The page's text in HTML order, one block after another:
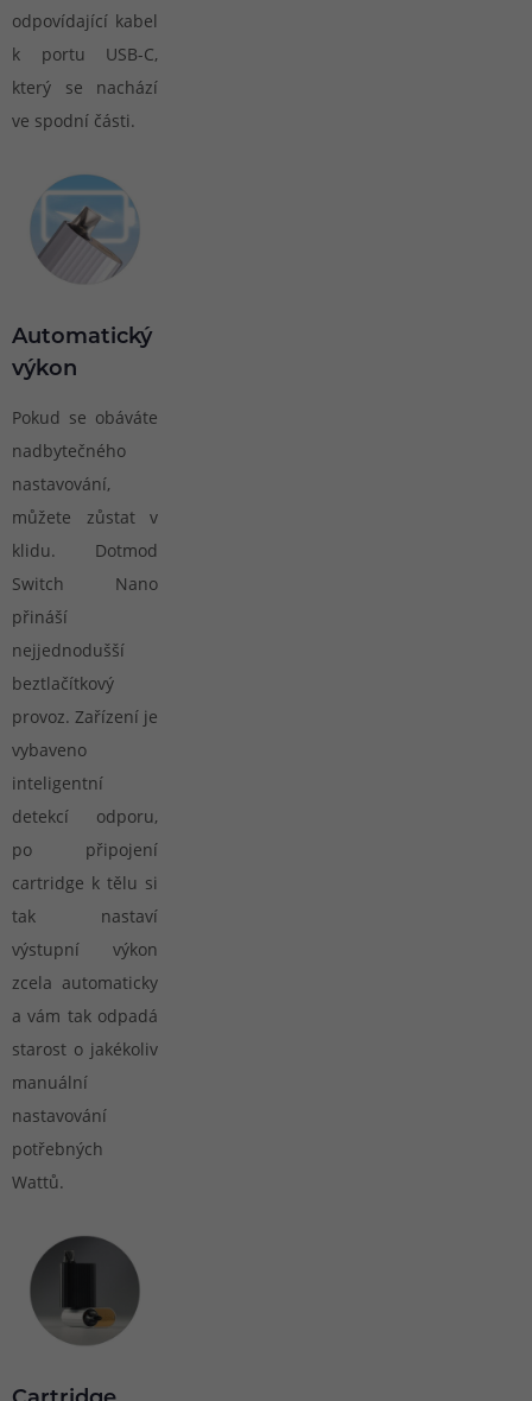
odpovídající kabel
k portu USB-C,
který se nachází
ve spodní části.
Automatický
výkon
Pokud se obáváte
nadbytečného
nastavování,
můžete zůstat v
klidu. Dotmod
Switch Nano
přináší
nejjednodušší
beztlačítkový
provoz. Zařízení je
vybaveno
inteligentní
detekcí odporu,
po připojení
cartridge k tělu si
tak nastaví
výstupní výkon
zcela automaticky
a vám tak odpadá
starost o jakékoliv
manuální
nastavování
potřebných
Wattů.